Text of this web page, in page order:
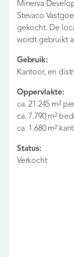
Minerva
Stevaco
gekocht. De
wordt gebruikt
Gebruik:
Kantoor, en
Oppervlakte:
ca. 21.245 m²
ca. 7.790 m²
ca. 1.680 m²
Status:
Verkocht